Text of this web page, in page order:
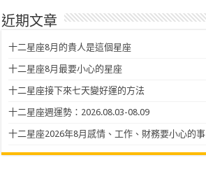
近期文章
十二星座8月的貴人是這個星座
十二星座8月最要小心的星座
十二星座接下來七天變好運的方法
十二星座週運勢：2026.08.03-08.09
十二星座2026年8月感情、工作、財務要小心的事